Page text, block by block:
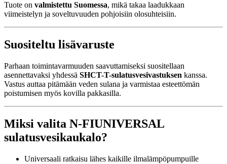
Tuote on valmistettu Suomessa, mikä takaa laadukkaan
viimeistelyn ja soveltuvuuden pohjoisiin olosuhteisiin.
Suositeltu lisävaruste
Parhaan toimintavarmuuden saavuttamiseksi suositellaan
asennettavaksi yhdessä SHCT-T-sulatusvesivastuksen kanssa.
Vastus auttaa pitämään veden sulana ja varmistaa esteettömän
poistumisen myös kovilla pakkasilla.
Miksi valita N-FIUNIVERSAL
sulatusvesikaukalo?
Universaali ratkaisu lähes kaikille ilmalämpöpumpuille